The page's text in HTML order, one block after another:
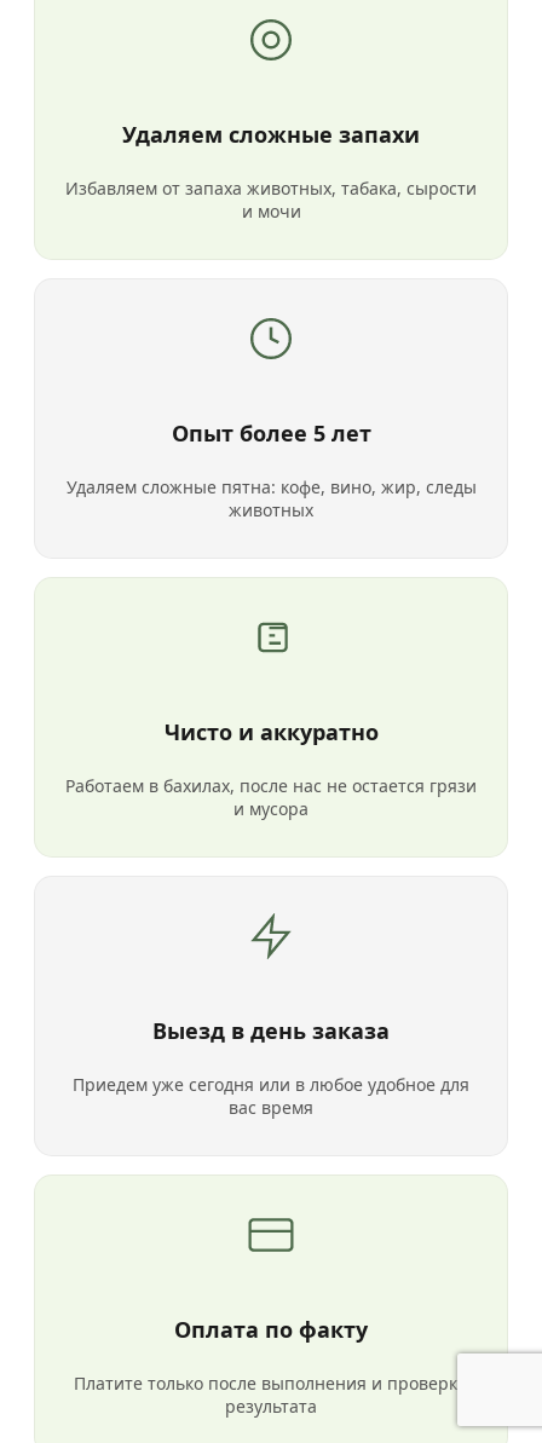
Удаляем сложные запахи
Избавляем от запаха животных, табака, сырости
и мочи
Опыт более 5 лет
Удаляем сложные пятна: кофе, вино, жир, следы
животных
Чисто и аккуратно
Работаем в бахилах, после нас не остается грязи
и мусора
Выезд в день заказа
Приедем уже сегодня или в любое удобное для
вас время
Оплата по факту
Платите только после выполнения и проверки
результата